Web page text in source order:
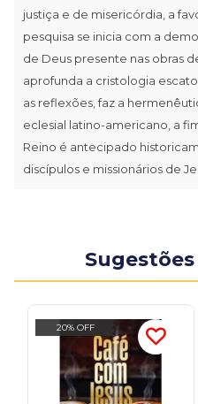
justiça e de misericórdia, a
pesquisa se inicia com a
de Deus presente nas obras
aprofunda a cristologia
as reflexões, faz a
eclesial latino-americano, a
Reino é antecipado
discípulos e missionários de
20% OFF